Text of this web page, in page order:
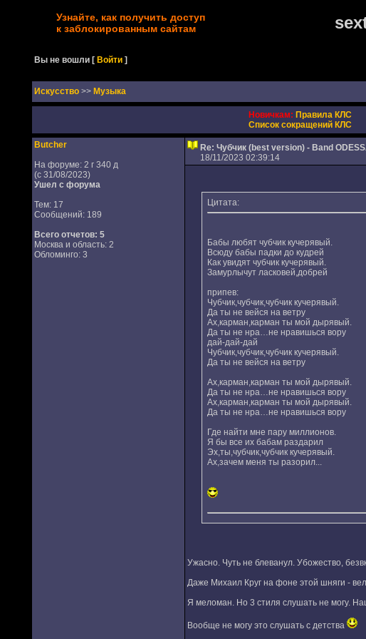
Узнайте, как получить доступ
к заблокированным сайтам
Вы не вошли [Войти ]
Искусство >> Музыка
Новичкам: Правила КЛС
Список сокращений КЛС
Butcher
На форуме: 2 г 340 д
(с 31/08/2023)
Ушел с форума
Тем: 17
Сообщений: 189
Всего отчетов: 5
Москва и область: 2
Обломинго: 3
Re: Чубчик (best version) - Band
18/11/2023 02:39:14
Цитата:
Бабы любят чубчик кучерявый.
Всюду бабы падки до кудрей
Как увидят чубчик кучерявый.
Замурлычут ласковей,добрей
припев:
Чубчик,чубчик,чубчик кучерявый.
Да ты не вейся на ветру
Ах,карман,карман ты мой дырявый.
Да ты не нра…не нравишься вору
дай-дай-дай
Чубчик,чубчик,чубчик кучерявый.
Да ты не вейся на ветру
Ах,карман,карман ты мой дырявый.
Да ты не нра…не нравишься вору
Ах,карман,карман ты мой дырявый.
Да ты не нра…не нравишься вору
Где найти мне пару миллионов.
Я бы все их бабам раздарил
Эх,ты,чубчик,чубчик кучерявый.
Ах,зачем меня ты разорил...
Ужасно. Чуть не блеванул. Убожество,
Даже Михаил Круг на фоне этой шняги -
Я меломан. Но 3 стиля слушать не могу.
Вообще не могу это слушать с детства